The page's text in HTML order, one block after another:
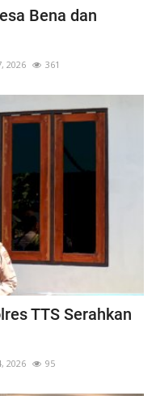
Bena dan
2026 361
TTS Serahkan
2026 95